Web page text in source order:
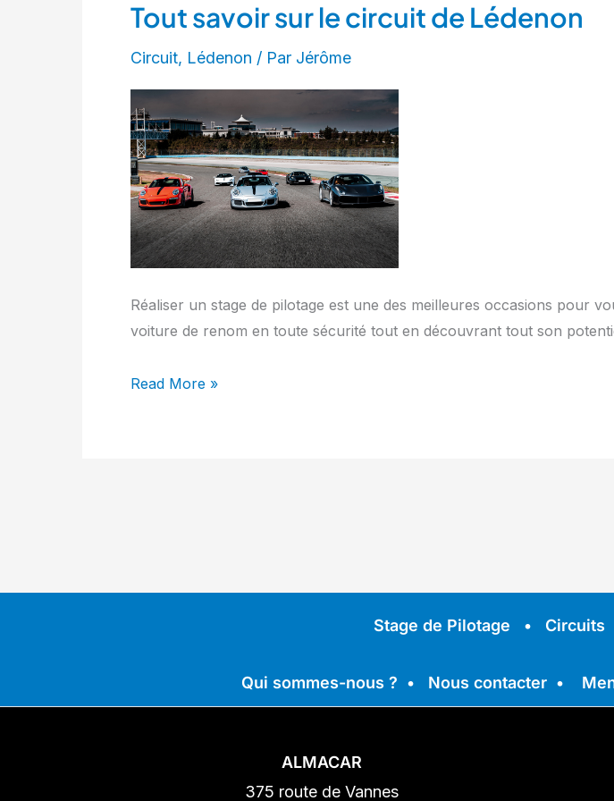
Tout savoir sur le circuit de Lédenon
Circuit, Lédenon / Par Jérôme
Réaliser un stage de pilotage est une des meilleures occasions pour
voiture de renom en toute sécurité tout en découvrant tout son
Tout
sur
le
circuit
de
Lédenon
Read More »
Stage de Pilotage • Circuits
Qui sommes-nous ? • Nous contacter •
ALMACAR
375 route de Vannes